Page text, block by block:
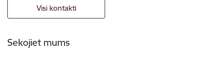
Visi kontakti
Sekojiet mums